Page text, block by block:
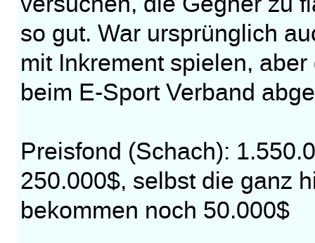
so gut. War ursprünglich
mit Inkrement spielen,
beim E-Sport Verband
Preisfond (Schach):
250.000$, selbst die ganz
bekommen noch 50.000$